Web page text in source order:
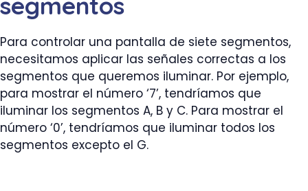
Para controlar una pantalla de siete segmentos,
necesitamos aplicar las señales correctas a los
segmentos que queremos iluminar. Por ejemplo,
para mostrar el número ‘7’, tendríamos que
iluminar los segmentos A, B y C. Para mostrar el
número ‘0’, tendríamos que iluminar todos los
segmentos excepto el G.